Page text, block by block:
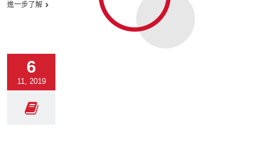
進一步了解
6
11, 2019